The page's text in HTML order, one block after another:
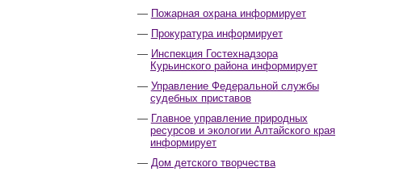
Пожарная охрана информирует
Прокуратура информирует
Инспекция Гостехнадзора
Курьинского района информирует
Управление Федеральной службы
судебных приставов
Главное управление природных
ресурсов и экологии Алтайского края
информирует
Дом детского творчества